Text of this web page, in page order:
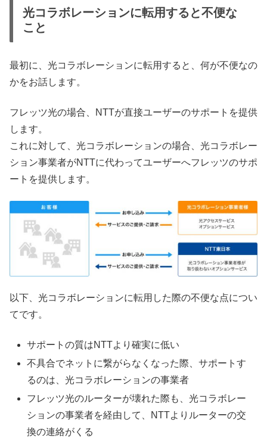
光コラボレーションに転用すると不便な
こと
最初に、光コラボレーションに転用すると、何が不便なの
かをお話します。
フレッツ光の場合、NTTが直接ユーザーのサポートを提供
します。
これに対して、光コラボレーションの場合、光コラボレー
ション事業者がNTTに代わってユーザーへフレッツのサポ
ートを提供します。
以下、光コラボレーションに転用した際の不便な点につい
てです。
サポートの質はNTTより確実に低い
不具合でネットに繋がらなくなった際、サポートす
るのは、光コラボレーションの事業者
フレッツ光のルーターが壊れた際も、光コラボレー
ションの事業者を経由して、NTTよりルーターの交
換の連絡がくる